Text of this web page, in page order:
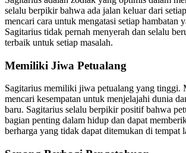
selalu berpikir bahwa ada jalan keluar dari
mencari cara untuk mengatasi setiap hambatan
Sagitarius tidak pernah menyerah dan selalu
terbaik untuk setiap masalah.
Memiliki Jiwa Petualang
Sagitarius memiliki jiwa petualang yang tinggi.
mencari kesempatan untuk menjelajahi dunia
baru. Sagitarius selalu berpikir positif bahwa
bagian penting dalam hidup dan dapat
berharga yang tidak dapat ditemukan di tempat